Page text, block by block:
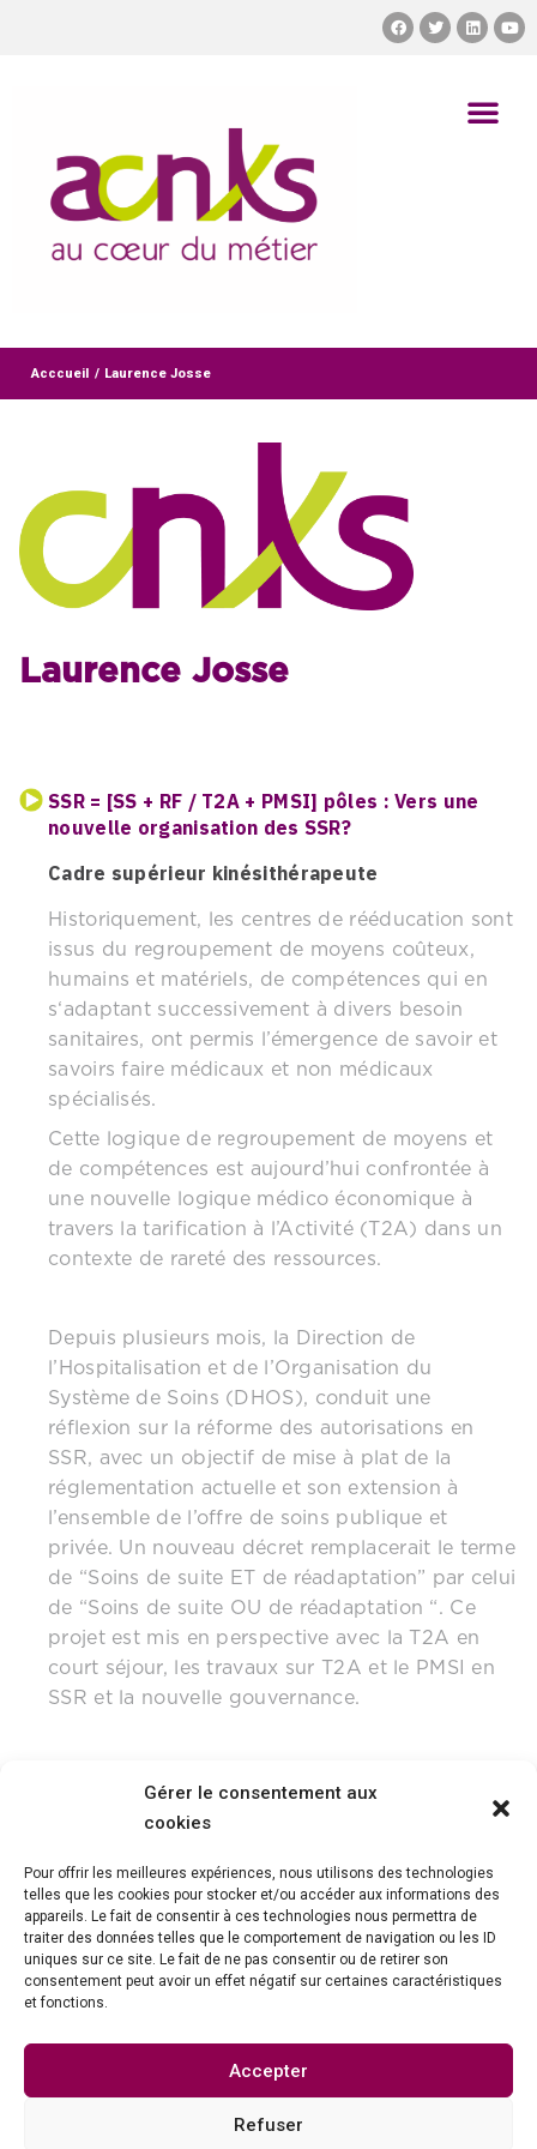
Gérer le consentement aux
cookies
Pour offrir les meilleures expériences, nous utilisons des technologies
telles que les cookies pour stocker et/ou accéder aux informations des
appareils. Le fait de consentir à ces technologies nous permettra de
traiter des données telles que le comportement de navigation ou les ID
uniques sur ce site. Le fait de ne pas consentir ou de retirer son
consentement peut avoir un effet négatif sur certaines caractéristiques
et fonctions.
Accepter
Refuser
Acccueil / Laurence Josse
Laurence Josse
SSR = [SS + RF / T2A + PMSI] pôles : Vers une
nouvelle organisation des SSR?
Cadre supérieur kinésithérapeute
Historiquement, les centres de rééducation sont
issus du regroupement de moyens coûteux,
humains et matériels, de compétences qui en
s‘adaptant successivement à divers besoin
sanitaires, ont permis l’émergence de savoir et
savoirs faire médicaux et non médicaux
spécialisés.
Cette logique de regroupement de moyens et
de compétences est aujourd’hui confrontée à
une nouvelle logique médico économique à
travers la tarification à l’Activité (T2A) dans un
contexte de rareté des ressources.
Depuis plusieurs mois, la Direction de
l’Hospitalisation et de l’Organisation du
Système de Soins (DHOS), conduit une
réflexion sur la réforme des autorisations en
SSR, avec un objectif de mise à plat de la
réglementation actuelle et son extension à
l’ensemble de l’offre de soins publique et
privée. Un nouveau décret remplacerait le terme
de “Soins de suite ET de réadaptation” par celui
de “Soins de suite OU de réadaptation “. Ce
projet est mis en perspective avec la T2A en
court séjour, les travaux sur T2A et le PMSI en
SSR et la nouvelle gouvernance.
Villa Justine 1B, 7 boulevard Catherine Blum
13009 Marseille.